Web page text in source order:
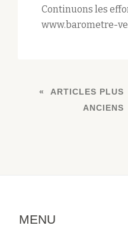
Continuons les
www.barometre-
O
ARTICLES PLUS
ANCIENS
MENU